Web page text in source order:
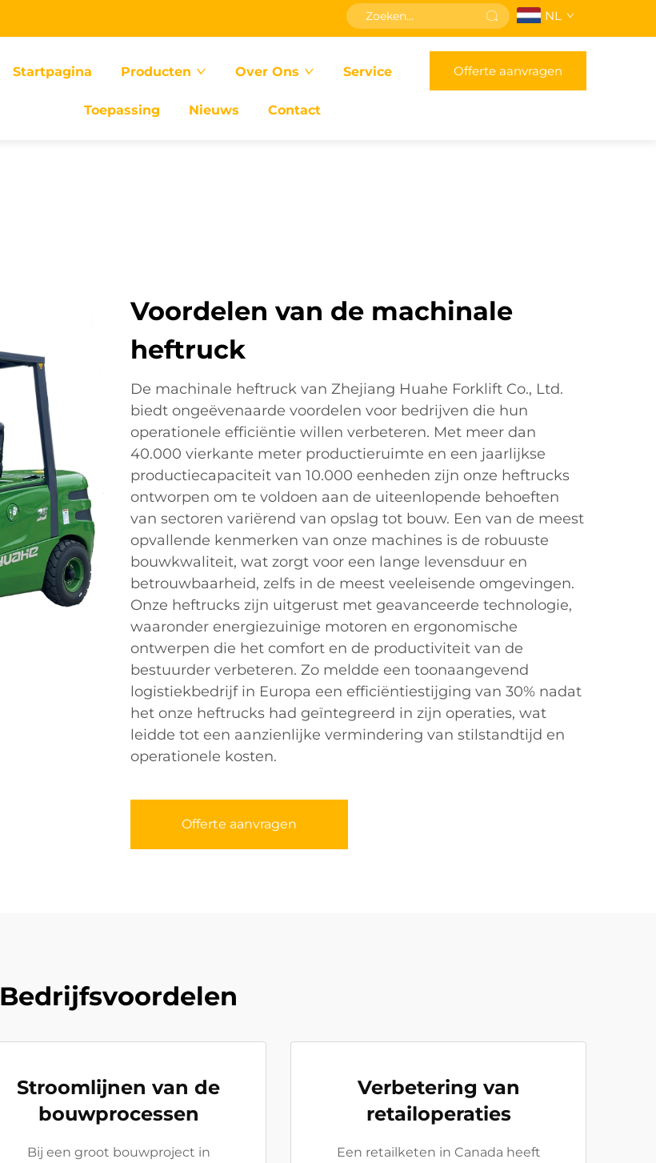
NL
Startpagina Producten Over Ons Service
Toepassing Nieuws Contact
Offerte aanvragen
Voordelen van de machinale
heftruck
De machinale heftruck van Zhejiang Huahe Forklift Co., Ltd.
biedt ongeëvenaarde voordelen voor bedrijven die hun
operationele efficiëntie willen verbeteren. Met meer dan
40.000 vierkante meter productieruimte en een jaarlijkse
productiecapaciteit van 10.000 eenheden zijn onze heftrucks
ontworpen om te voldoen aan de uiteenlopende behoeften
van sectoren variërend van opslag tot bouw. Een van de meest
opvallende kenmerken van onze machines is de robuuste
bouwkwaliteit, wat zorgt voor een lange levensduur en
betrouwbaarheid, zelfs in de meest veeleisende omgevingen.
Onze heftrucks zijn uitgerust met geavanceerde technologie,
waaronder energiezuinige motoren en ergonomische
ontwerpen die het comfort en de productiviteit van de
bestuurder verbeteren. Zo meldde een toonaangevend
logistiekbedrijf in Europa een efficiëntiestijging van 30% nadat
het onze heftrucks had geïntegreerd in zijn operaties, wat
leidde tot een aanzienlijke vermindering van stilstandtijd en
operationele kosten.
Offerte aanvragen
Bedrijfsvoordelen
Stroomlijnen van de
bouwprocessen
Bij een groot bouwproject in
Verbetering van
retailoperaties
Een retailketen in Canada heeft